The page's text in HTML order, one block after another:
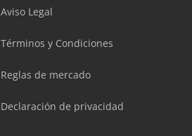
Aviso Legal
Términos y Condiciones
Reglas de mercado
Declaración de privacidad